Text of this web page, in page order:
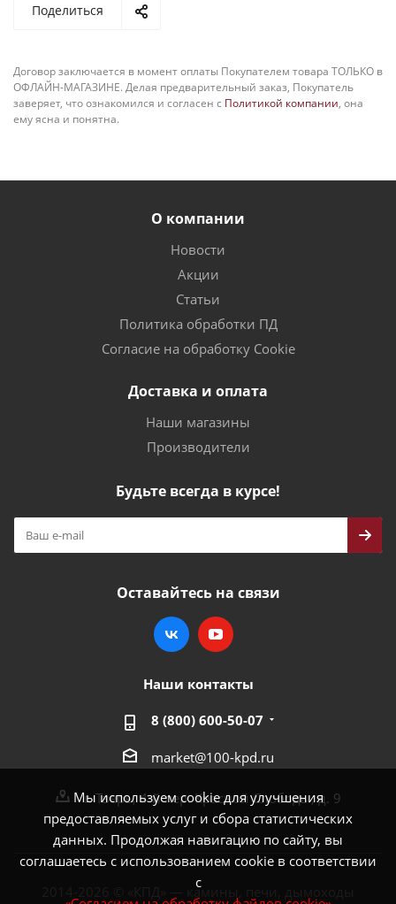
Мы используем cookie для улучшения
предоставляемых услуг и сбора статистических
данных. Продолжая навигацию по сайту, вы
соглашаетесь с использованием cookie в соответствии
с
Поделиться
Договор заключается в момент оплаты Покупателем товара ТОЛЬКО в
ОФЛАЙН-МАГАЗИНЕ. Делая предварительный заказ, Покупатель
заверяет, что ознакомился и согласен с Политикой компании, она
ему ясна и понятна.
О компании
Новости
Акции
Статьи
Политика обработки ПД
Согласие на обработку Cookie
Доставка и оплата
Наши магазины
Производители
Будьте всегда в курсе!
Оставайтесь на связи
Наши контакты
8 (800) 600-50-07
market@100-kpd.ru
г. Тверь, 4-й пер. Красной Слободы, д. 9
2014-2026 © «КПД» — камины, печи, дымоходы